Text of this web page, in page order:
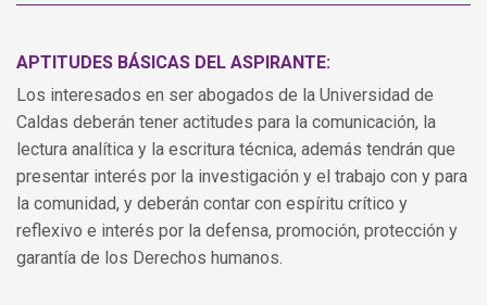
APTITUDES BÁSICAS DEL ASPIRANTE:
Los interesados en ser abogados de la Universidad de
Caldas deberán tener actitudes para la comunicación, la
lectura analítica y la escritura técnica, además tendrán que
presentar interés por la investigación y el trabajo con y para
la comunidad, y deberán contar con espíritu crítico y
reflexivo e interés por la defensa, promoción, protección y
garantía de los Derechos humanos.